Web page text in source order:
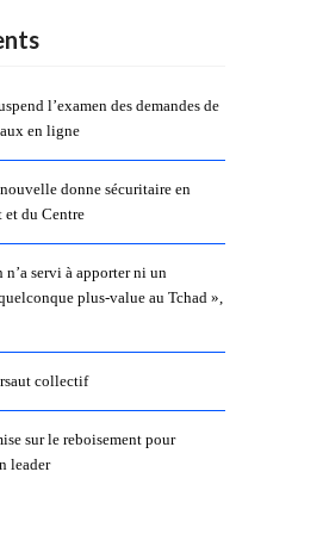
l’examen des demandes de
en ligne
donne sécuritaire en
et du Centre
n’a servi à apporter ni un
plus-value au Tchad »,
collectif
sur le reboisement pour
leader